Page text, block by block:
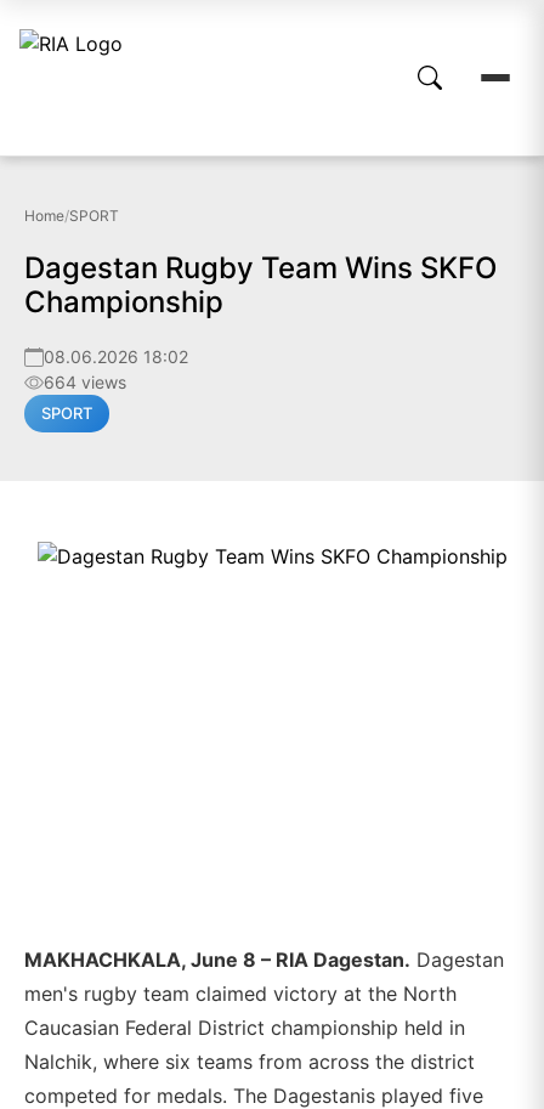
Home/SPORT
Dagestan Rugby Team Wins SKFO
Championship
08.06.2026 18:02
664 views
SPORT
MAKHACHKALA, June 8 – RIA Dagestan. Dagestan
men's rugby team claimed victory at the North
Caucasian Federal District championship held in
Nalchik, where six teams from across the district
competed for medals. The Dagestanis played five